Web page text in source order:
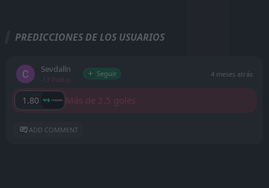
PREDICCIONES DE LOS USUARIOS
Sevdalln
-13 Puntos
Seguir 4 meses atrás
1.80 Más de 2,5 goles
ADD COMMENT